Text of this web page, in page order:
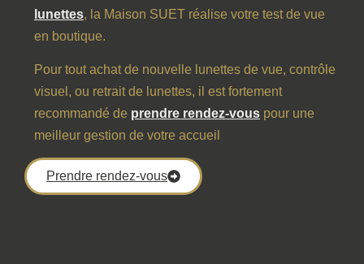
lunettes, la Maison SUET réalise votre test de vue
en boutique.
Pour tout achat de nouvelle lunettes de vue, contrôle
visuel, ou retrait de lunettes, il est fortement
recommandé de prendre rendez-vous pour une
meilleur gestion de votre accueil
Prendre rendez-vous